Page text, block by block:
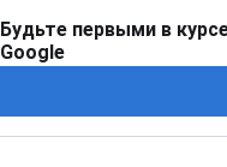
Будьте первыми в
Google